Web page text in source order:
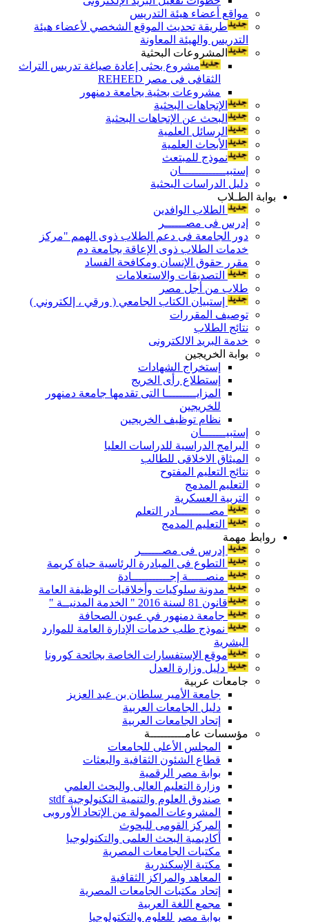
مواقع أعضاء هيئة التدريس
طريقة تحديث الموقع الشخصي لأعضاء هيئة
التدريس والهيئة المعاونة
المشروعات البحثية
مشروع بحثى إعادة صياغة تدريس التراث
الثقافى فى مصر REHEED
مشروعات بحثية بجامعة دمنهور
الإتجاهات البحثية
البحث عن الإتجاهات البحثية
الرسائل العلمية
الأبحاث العلمية
نموذج للمبتعث
إستبيـــــــــــــان
دليل الدراسات البحثية
بوابة الطـلاب
الطلاب الوافدين
إدرس فى مصــــــر
دور الجامعة فى دعم الطلاب ذوى الهمم "مركز
خدمات الطلاب ذوى الإعاقة بجامعة دم
مقرر حقوق الإنسان ومكافحة الفساد
التصديقات والاستعلامات
طلاب من أجل مصر
إستبيان الكتاب الجامعي ( ورقي ، إلكتروني )
توصيف المقررات
نتائج الطلاب
خدمة البريد الالكترونى
بوابة الخريجين
إستخراج الشهادات
إستطلاع رأى الخريج
المزايـــــــــا التى تقدمها جامعة دمنهور
للخريجين
نظام توظيف الخريجين
إستبيـــــــان
البرامج الدراسية للدراسات العليا
الميثاق الاخلاقى للطالب
نتائج التعليم المفتوح
التعليم المدمج
التربية العسكرية
مصـــــــــادر التعلم
التعليم المدمج
روابط مهمة
إدرس فى مصــــــر
التطوع فى المبادرة الرئاسية حياة كريمة
منصـــــة إجـــــــــــادة
مدونة سلوكيات وأخلاقيات الوظيفة العامة
قانون 81 لسنة 2016 " الخدمة المدنيــة "
جامعة دمنهور في عيون الصحافة
نموذج طلب خدمات الإدارة العامة للموارد
البشرية
موقع الإستفسارات الخاصة بجائحة كورونا
دليل وزارة العدل
جامعات عربية
جامعة الأمير سلطان بن عبد العزيز
دليل الجامعات العربية
إتحاد الجامعات العربية
مؤسسات عامــــــــــة
المجلس الأعلى للجامعات
قطاع الشئون الثقافية والبعثات
بوابة مصر الرقمية
وزارة التعليم العالى والبحث العلمي
صندوق العلوم والتنمية التكنولوجية stdf
المشروعات الممولة من الإتحاد الأوروبى
المركز القومى للبحوث
أكاديمية البحث العلمى والتكنولوجيا
مكتبات الجامعات المصرية
مكتبة الإسكندرية
المعاهد والمراكز الثقافية
إتحاد مكتبات الجامعات المصرية
مجمع اللغة العربية
بوابة مصر للعلوم والتكتولوجيا